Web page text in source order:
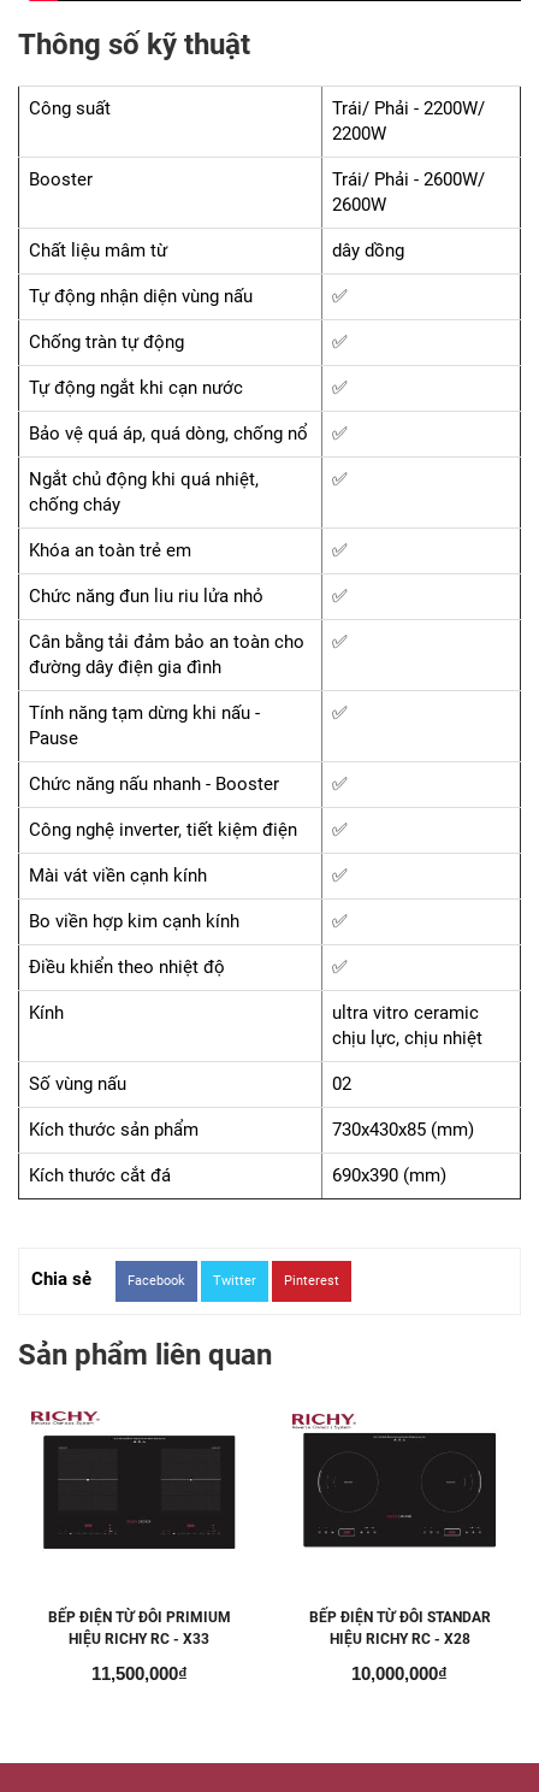
Thông số kỹ thuật
Công suất
Trái/ Phải - 2200W/
2200W
Booster
Trái/ Phải - 2600W/
2600W
Chất liệu mâm từ dây dồng
Tự động nhận diện vùng nấu ✅
Chống tràn tự động ✅
Tự động ngắt khi cạn nước ✅
Bảo vệ quá áp, quá dòng, chống nổ ✅
Ngắt chủ động khi quá nhiệt,
chống cháy
✅
Khóa an toàn trẻ em ✅
Chức năng đun liu riu lửa nhỏ ✅
Cân bằng tải đảm bảo an toàn cho
đường dây điện gia đình
✅
Tính năng tạm dừng khi nấu -
Pause
✅
Chức năng nấu nhanh - Booster ✅
Công nghệ inverter, tiết kiệm điện ✅
Mài vát viền cạnh kính ✅
Bo viền hợp kim cạnh kính ✅
Điều khiển theo nhiệt độ ✅
Kính
ultra vitro ceramic
chịu lực, chịu nhiệt
Số vùng nấu 02
Kích thước sản phẩm 730x430x85 (mm)
Kích thước cắt đá 690x390 (mm)
Chia sẻ Facebook Twitter Pinterest
Sản phẩm liên quan
BẾP ĐIỆN TỪ ĐÔI PRIMIUM
HIỆU RICHY RC - X33
11,500,000₫
BẾP ĐIỆN TỪ ĐÔI STANDAR
HIỆU RICHY RC - X28
10,000,000₫